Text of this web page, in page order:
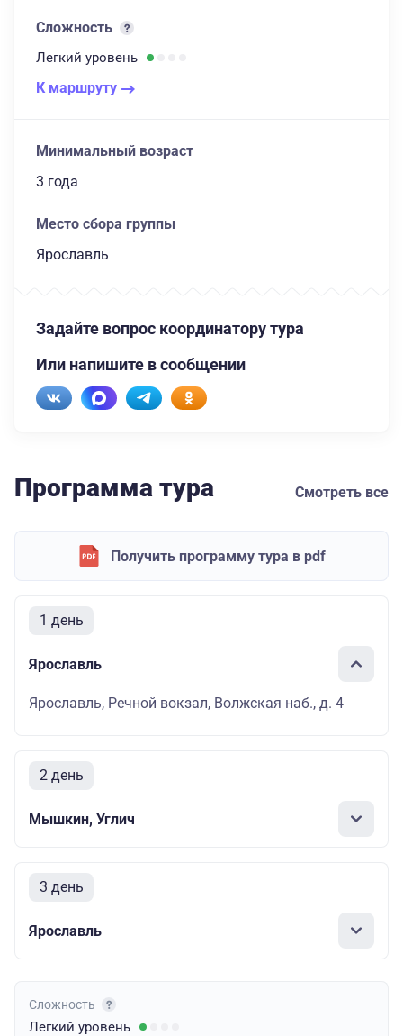
Сложность
Легкий уровень
К маршруту
Минимальный возраст
3 года
Место сбора группы
Ярославль
Задайте вопрос координатору тура
Или напишите в сообщении
Программа тура Смотреть все
Получить программу тура в pdf
1 день
Ярославль
Ярославль, Речной вокзал, Волжская наб., д. 4
2 день
Мышкин, Углич
3 день
Ярославль
Сложность
Легкий уровень